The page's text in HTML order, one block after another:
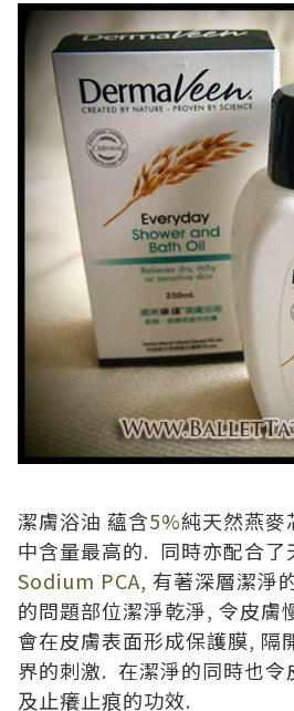
潔膚浴油 蘊含5%純天然燕麥
中含量最高的. 同時亦配合
Sodium PCA, 有著深層潔淨
的問題部位潔淨乾淨, 令皮膚
會在皮膚表面形成保護膜, 隔
界的刺激. 在潔淨的同時也令
及止癢止痕的功效.